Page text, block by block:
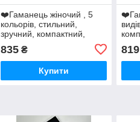
❤️Гаманець жіночий , 5
кольорів, стильний,
зручний, компактний,
835₴
Купити
819